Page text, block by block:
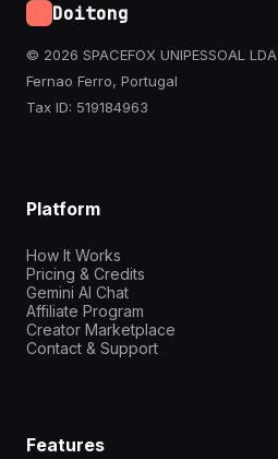
Doitong
© 2026 SPACEFOX UNIPESSOAL LDA
Fernao Ferro, Portugal
Tax ID: 519184963
Platform
How It Works
Pricing & Credits
Gemini AI Chat
Affiliate Program
Creator Marketplace
Contact & Support
Features